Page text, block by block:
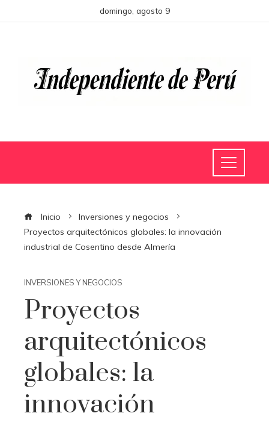
domingo, agosto 9
Inicio
Inversiones y negocios
Proyectos arquitectónicos globales: la innovación
industrial de Cosentino desde Almería
INVERSIONES Y NEGOCIOS
Proyectos
arquitectónicos
globales: la
innovación